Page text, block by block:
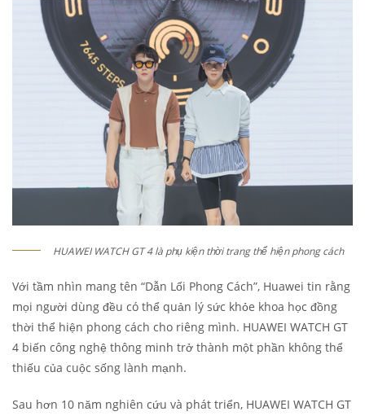
HUAWEI WATCH GT 4 là phụ kiện thời trang thể hiện phong cách
Với tầm nhìn mang tên “Dẫn Lối Phong Cách”, Huawei tin rằng
mọi người dùng đều có thể quản lý sức khỏe khoa học đồng
thời thể hiện phong cách cho riêng mình. HUAWEI WATCH GT
4 biến công nghệ thông minh trở thành một phần không thể
thiếu của cuộc sống lành mạnh.
Sau hơn 10 năm nghiên cứu và phát triển, HUAWEI WATCH GT